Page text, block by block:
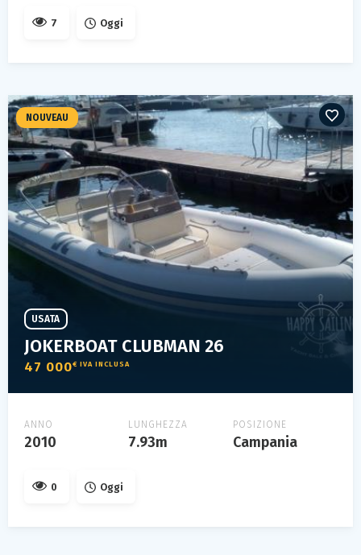
7 Oggi
JOKERBOAT CLUBMAN 26
47 000€ IVA INCLUSA
USATA
ANNO
2010
LUNGHEZZA
7.93m
POSIZIONE
Campania
NOUVEAU
0 Oggi